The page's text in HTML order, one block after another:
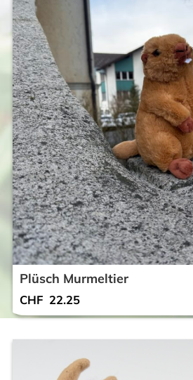
Plüsch Murmeltier
CHF 22.25